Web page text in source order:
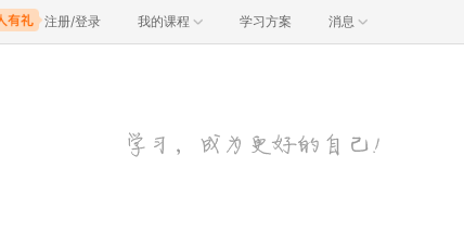
注册/登录 我的课程 学习方案 消息